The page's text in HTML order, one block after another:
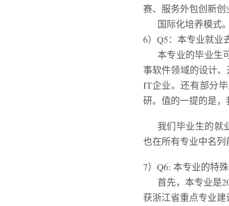
赛、服务外包创新
国际化培养模式
6）Q5：本专业就业
本专业的毕业生
事软件领域的设计
IT企业。还有部分
研。值的一提的是
我们毕业生的就
也在所有专业中名列
7）Q6: 本专业的特
首先，本专业是
获浙江省重点专业建